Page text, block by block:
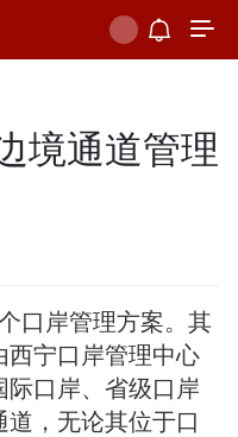
境通道管理
口岸管理方案。其
西宁口岸管理中心
口岸、省级口岸
，无论其位于口